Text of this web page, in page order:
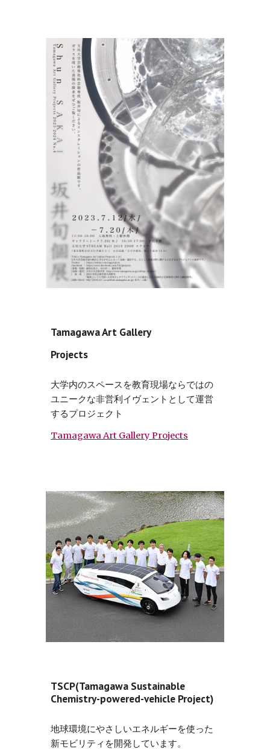
Tamagawa Art Gallery
Projects
大学内のスペースを教育現場ならではの
ユニークな非営利イヴェントとして運営
するプロジェクト
Tamagawa Art Gallery Projects
TSCP(Tamagawa Sustainable
Chemistry-powered-vehicle Project)
地球環境にやさしいエネルギーを使った
新モビリティを開発しています。